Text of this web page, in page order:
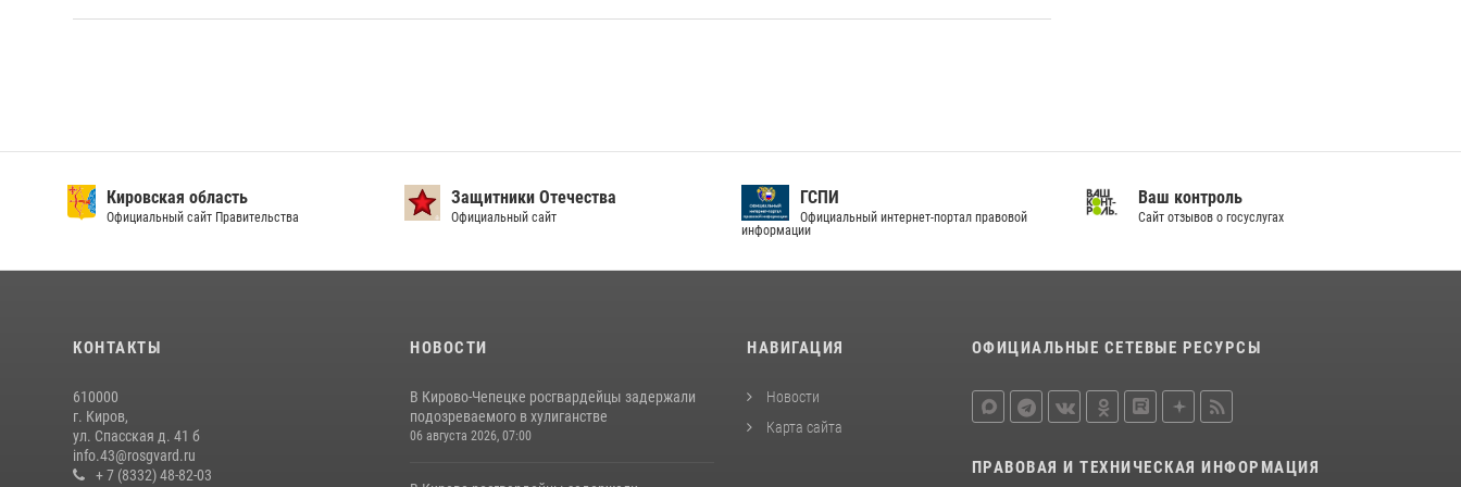
задержали подозреваемых в хулиганстве
Кировская область
Официальный сайт Правительства
Защитники Отечества
Официальный сайт
ГСПИ
Официальный интернет-портал правовой
информации
Ваш контроль
Сайт отзывов о госуслугах
КОНТАКТЫ
610000
г. Киров,
ул. Спасская д. 41 б
info.43@rosgvard.ru
+ 7 (8332) 48-82-03
НОВОСТИ
В Кирово-Чепецке росгвардейцы задержали
подозреваемого в хулиганстве
06 августа 2026, 07:00
НАВИГАЦИЯ
Новости
Карта сайта
ОФИЦИАЛЬНЫЕ СЕТЕВЫЕ РЕСУРСЫ
ПРАВОВАЯ И ТЕХНИЧЕСКАЯ ИНФОРМАЦИЯ